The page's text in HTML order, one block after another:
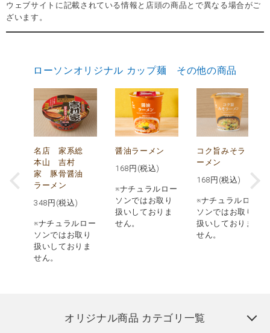
ウェブサイトに記載されている情報と店頭の商品とで異なる場合がご
ざいます。
ローソンオリジナル カップ麺 その他の商品
名店 家系総
本山 吉村
家 豚骨醤油
ラーメン
348 円(税込)
※ナチュラルロー
ソンではお取り
扱いしておりま
せん。
醤油ラーメン
168 円(税込)
※ナチュラルロー
ソンではお取り
扱いしておりま
せん。
コク旨みそラ
ーメン
168 円(税込)
※ナチュラルロー
ソンではお取り
扱いしておりま
せん。
オリジナル商品 カテゴリ一覧